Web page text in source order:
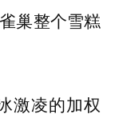
巢整个雪糕
激凌的加权